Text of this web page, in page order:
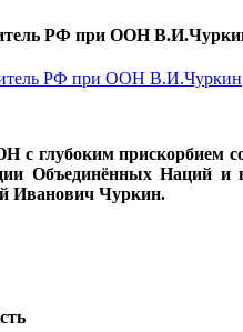
РФ при ООН
с глубоким
Объединённых
Иванович Чуркин.